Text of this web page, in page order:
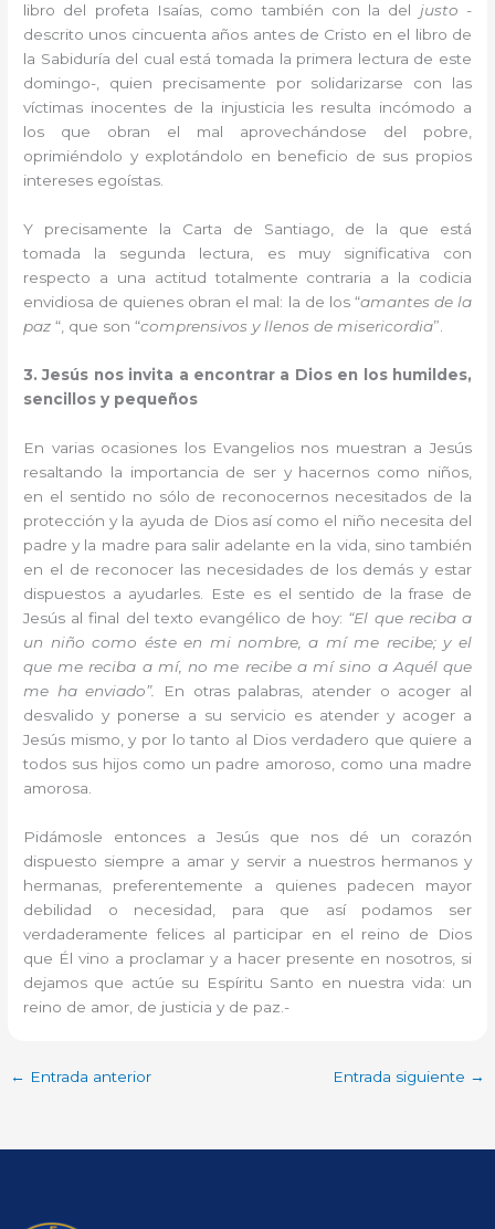
libro del profeta Isaías, como también con la del justo -
descrito unos cincuenta años antes de Cristo en el libro de
la Sabiduría del cual está tomada la primera lectura de este
domingo-, quien precisamente por solidarizarse con las
víctimas inocentes de la injusticia les resulta incómodo a
los que obran el mal aprovechándose del pobre,
oprimiéndolo y explotándolo en beneficio de sus propios
intereses egoístas.
Y precisamente la Carta de Santiago, de la que está
tomada la segunda lectura, es muy significativa con
respecto a una actitud totalmente contraria a la codicia
envidiosa de quienes obran el mal: la de los “amantes de la
paz “, que son “comprensivos y llenos de misericordia”.
3. Jesús nos invita a encontrar a Dios en los humildes,
sencillos y pequeños
En varias ocasiones los Evangelios nos muestran a Jesús
resaltando la importancia de ser y hacernos como niños,
en el sentido no sólo de reconocernos necesitados de la
protección y la ayuda de Dios así como el niño necesita del
padre y la madre para salir adelante en la vida, sino también
en el de reconocer las necesidades de los demás y estar
dispuestos a ayudarles.
Este es el sentido de la frase de
Jesús al final del texto evangélico de hoy: “El que reciba a
un niño como éste en mi nombre, a mí me recibe; y el
que me reciba a mí, no me recibe a mí sino a Aquél que
me ha enviado”.
En otras palabras, atender o acoger al
desvalido y ponerse a su servicio es atender y acoger a
Jesús mismo, y por lo tanto al Dios verdadero que quiere a
todos sus hijos como un padre amoroso, como una madre
amorosa.
Pidámosle entonces a Jesús que nos dé un corazón
dispuesto siempre a amar y servir a nuestros hermanos y
hermanas, preferentemente a quienes padecen mayor
debilidad o necesidad, para que así podamos ser
verdaderamente felices al participar en el reino de Dios
que Él vino a proclamar y a hacer presente en nosotros, si
dejamos que actúe su Espíritu Santo en nuestra vida: un
reino de amor, de justicia y de paz.-
← Entrada anterior Entrada siguiente →